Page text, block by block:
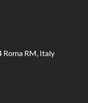
Roma RM, Italy